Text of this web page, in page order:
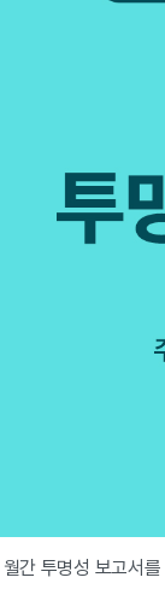
간 투명성 보고서를